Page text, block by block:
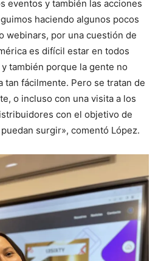
eventos y también las acciones
haciendo algunos pocos
webinars, por una cuestión de
es difícil estar en todos
también porque la gente no
tan fácilmente. Pero se tratan de
o incluso con una visita a los
con el objetivo de
surgir», comentó López.